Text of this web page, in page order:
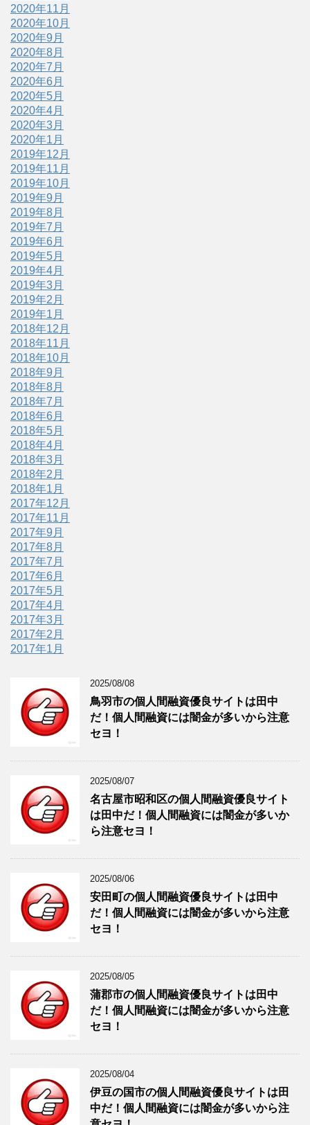
2020年11月
2020年10月
2020年9月
2020年8月
2020年7月
2020年6月
2020年5月
2020年4月
2020年3月
2020年1月
2019年12月
2019年11月
2019年10月
2019年9月
2019年8月
2019年7月
2019年6月
2019年5月
2019年4月
2019年3月
2019年2月
2019年1月
2018年12月
2018年11月
2018年10月
2018年9月
2018年8月
2018年7月
2018年6月
2018年5月
2018年4月
2018年3月
2018年2月
2018年1月
2017年12月
2017年11月
2017年9月
2017年8月
2017年7月
2017年6月
2017年5月
2017年4月
2017年3月
2017年2月
2017年1月
2025/08/08
鳥羽市の個人間融資優良サイトは田中
だ！個人間融資には闇金が多いから注意
セヨ！
2025/08/07
名古屋市昭和区の個人間融資優良サイト
は田中だ！個人間融資には闇金が多いか
ら注意セヨ！
2025/08/06
安田町の個人間融資優良サイトは田中
だ！個人間融資には闇金が多いから注意
セヨ！
2025/08/05
蒲郡市の個人間融資優良サイトは田中
だ！個人間融資には闇金が多いから注意
セヨ！
2025/08/04
伊豆の国市の個人間融資優良サイトは田
中だ！個人間融資には闇金が多いから注